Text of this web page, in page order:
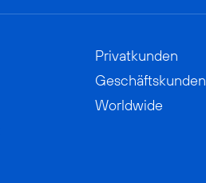
Privatkunden
Geschäftskunden
Worldwide